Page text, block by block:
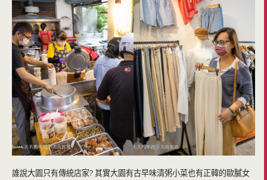
誰說大園只有傳統店家? 其實大園有古早味清粥小菜也有正韓的歐膩女